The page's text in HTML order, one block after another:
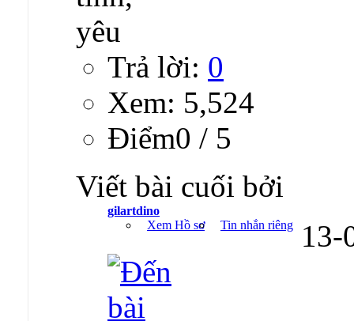
Trả lời: 0
Xem: 5,524
Ðiểm0 / 5
Viết bài cuối bởi
gilartdino
Xem Hồ sơ
Tin nhắn riêng